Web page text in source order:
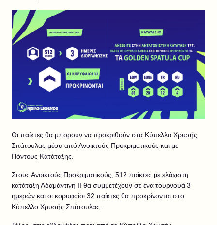
Οι παίκτες θα μπορούν να προκριθούν στα Κύπελλα Χρυσής
Σπάτουλας μέσα από Ανοικτούς Προκριματικούς και με
Πόντους Κατάταξης.
Στους Ανοικτούς Προκριματικούς, 512 παίκτες με ελάχιστη
κατάταξη Αδαμάντινη II θα συμμετέχουν σε ένα τουρνουά 3
ημερών και οι κορυφαίοι 32 παίκτες θα προκρίνονται στο
Κύπελλο Χρυσής Σπάτουλας.